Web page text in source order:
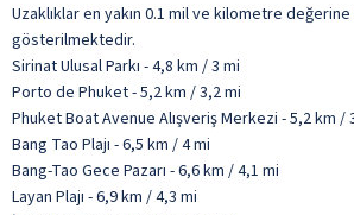
Uzaklıklar en yakın 0.1 mil ve kilometre
gösterilmektedir.
Sirinat Ulusal Parkı - 4,8 km / 3 mi
Porto de Phuket - 5,2 km / 3,2 mi
Phuket Boat Avenue Alışveriş Merkezi - 5,2 km /
Bang Tao Plajı - 6,5 km / 4 mi
Bang-Tao Gece Pazarı - 6,6 km / 4,1 mi
Layan Plajı - 6,9 km / 4,3 mi